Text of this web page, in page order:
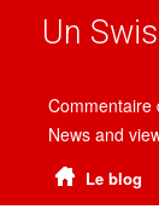
Un
Commentaire
News and
Le blog